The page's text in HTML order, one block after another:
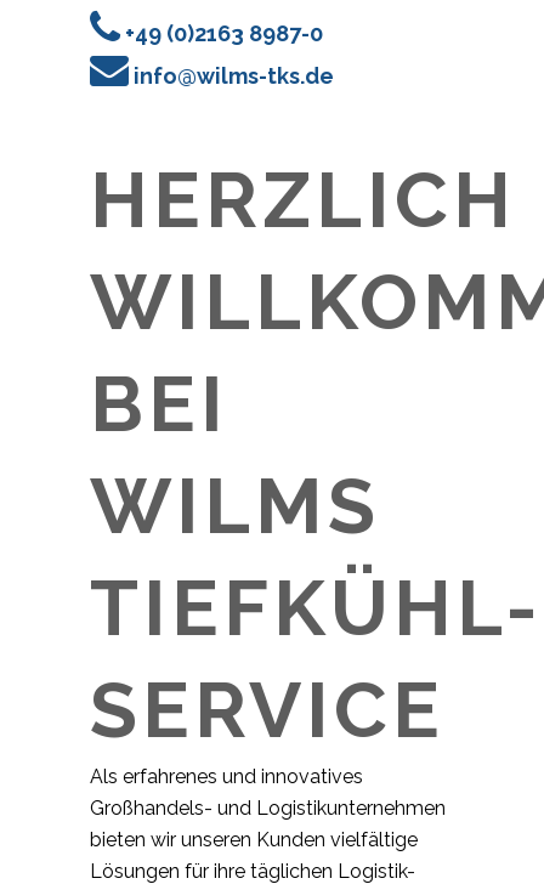
+49 (0)2163 8987-0
info@wilms-tks.de
HERZLICH
BEI
WILMS
TIEFKÜHL-
SERVICE
Als erfahrenes und innovatives
Großhandels- und Logistikunternehmen
bieten wir unseren Kunden vielfältige
Lösungen für ihre täglichen Logistik-